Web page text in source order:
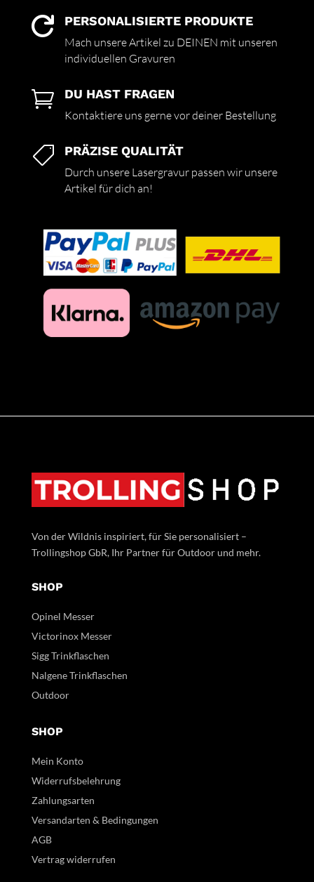
 PERSONALISIERTE PRODUKTE
Mach unsere Artikel zu DEINEN mit unseren
individuellen Gravuren
 DU HAST FRAGEN
Kontaktiere uns gerne vor deiner Bestellung
 PRÄZISE QUALITÄT
Durch unsere Lasergravur passen wir unsere
Artikel für dich an!
Von der Wildnis inspiriert, für Sie personalisiert –
Trollingshop GbR, Ihr Partner für Outdoor und mehr.
SHOP
Opinel Messer
Victorinox Messer
Sigg Trinkflaschen
Nalgene Trinkflaschen
Outdoor
SHOP
Mein Konto
Widerrufsbelehrung
Zahlungsarten
Versandarten & Bedingungen
AGB
Vertrag widerrufen